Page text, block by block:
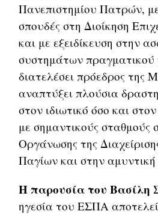
Πανεπιστημίου Πατρών,
σπουδές στη Διοίκηση
και με εξειδίκευση στην
συστημάτων πραγματικού
διατελέσει πρόεδρος της
αναπτύξει πλούσια
στον ιδιωτικό όσο και
με σημαντικούς
Οργάνωσης της
Παγίων και στην αμυντική
Η παρουσία του Βασίλη
ηγεσία του ΕΣΠΑ